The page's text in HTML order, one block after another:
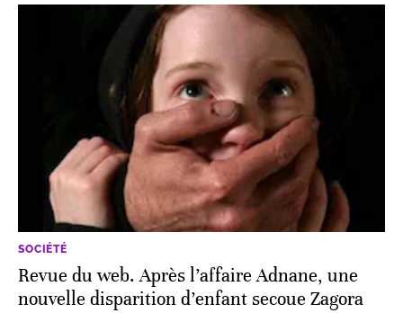
SOCIÉTÉ
Revue du web. Après l’affaire Adnane, une
nouvelle disparition d’enfant secoue Zagora